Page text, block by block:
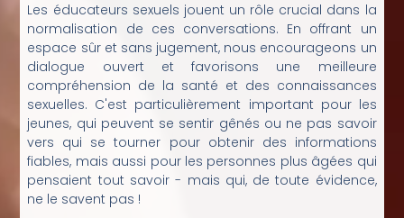
Les éducateurs sexuels jouent un rôle crucial dans la
normalisation de ces conversations. En offrant un
espace sûr et sans jugement, nous encourageons un
dialogue ouvert et favorisons une meilleure
compréhension de la santé et des connaissances
sexuelles. C'est particulièrement important pour les
jeunes, qui peuvent se sentir gênés ou ne pas savoir
vers qui se tourner pour obtenir des informations
fiables, mais aussi pour les personnes plus âgées qui
pensaient tout savoir - mais qui, de toute évidence,
ne le savent pas !